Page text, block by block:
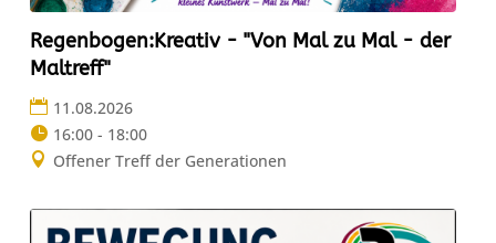
Regenbogen:Kreativ - "Von Mal zu Mal - der
Maltreff"
11.08.2026
16:00 - 18:00
Offener Treff der Generationen